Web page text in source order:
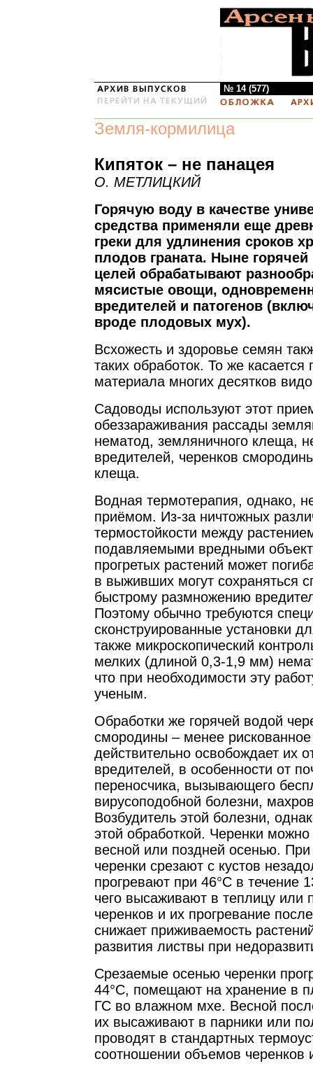
№ 14 (577)
Земля-кормилица
Кипяток – не панацея
О. МЕТЛИЦКИЙ
Горячую воду в качестве
средства применяли еще
греки для удлинения сроков
плодов граната. Ныне
целей обрабатывают
мясистые овощи,
вредителей и патогенов
вроде плодовых мух).
Всхожесть и здоровье семян
таких обработок. То же касается
материала многих десятков
Садоводы используют этот
обеззараживания рассады
нематод, земляничного клеща,
вредителей, черенков
клеща.
Водная термотерапия, однако,
приёмом. Из-за ничтожных
термостойкости между
подавляемыми вредными
прогретых растений может
в выживших могут сохраняться
быстрому размножению
Поэтому обычно требуются
сконструированные установки
также микроскопический
мелких (длиной 0,3-1,9 мм)
что при необходимости эту
ученым.
Обработки же горячей водой
смородины – менее
действительно освобождает их
вредителей, в особенности от
переносчика, вызывающего
вирусоподобной болезни,
Возбудитель этой болезни,
этой обработкой. Черенки можно
весной или поздней осенью. При
черенки срезают с кустов
прогревают при 46°С в течение
чего высаживают в теплицу или
черенков и их прогревание
снижает приживаемость
развития листвы при
Срезаемые осенью черенки
44°С, помещают на хранение в
ГС во влажном мхе. Весной
их высаживают в парники или
проводят в стандартных
соотношении объемов черенков